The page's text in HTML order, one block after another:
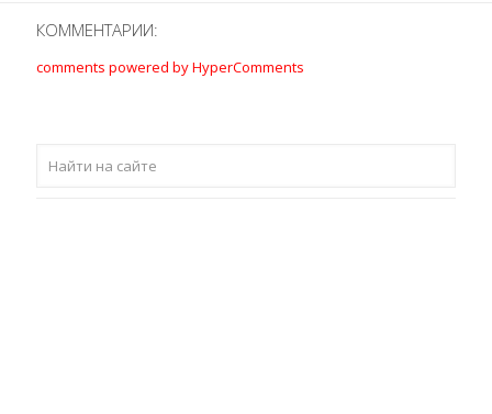
КОММЕНТАРИИ:
comments powered by HyperComments